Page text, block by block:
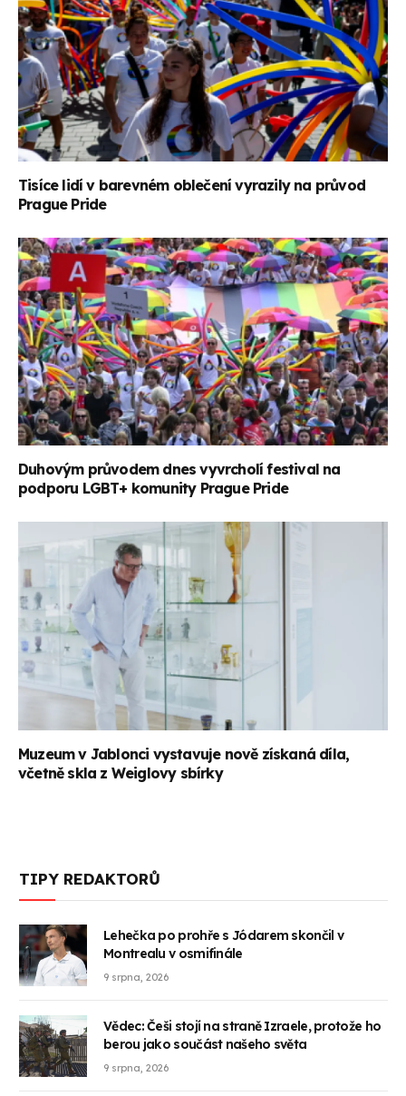
Tisíce lidí v barevném oblečení vyrazily na průvod
Prague Pride
Duhovým průvodem dnes vyvrcholí festival na
podporu LGBT+ komunity Prague Pride
Muzeum v Jablonci vystavuje nově získaná díla,
včetně skla z Weiglovy sbírky
TIPY REDAKTORŮ
Lehečka po prohře s Jódarem skončil v
Montrealu v osmifinále
9 srpna, 2026
Vědec: Češi stojí na straně Izraele, protože ho
berou jako součást našeho světa
9 srpna, 2026